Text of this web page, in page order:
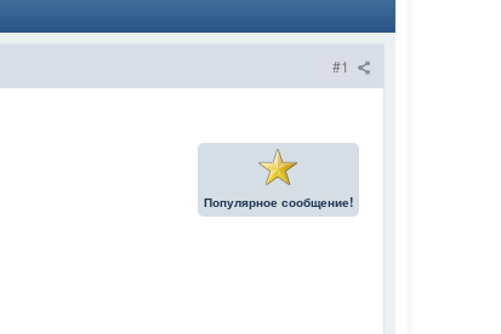
#1
Популярное сообщение!